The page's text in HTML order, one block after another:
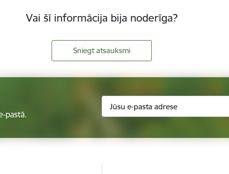
Vai šī informācija bija noderīga?
Sniegt atsauksmi
pastā.